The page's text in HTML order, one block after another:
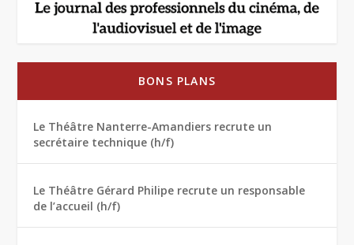
BONS PLANS
Le Théâtre Nanterre-Amandiers recrute un
secrétaire technique (h/f)
Le Théâtre Gérard Philipe recrute un responsable
de l’accueil (h/f)